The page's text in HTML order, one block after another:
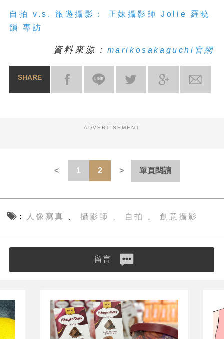
自拍 v.s. 旅遊攝影： 正妹攝影師 Jolie 羅曉
韻 專訪
資料來源： marikosakaguchi官網
SHARE
ADVERTISEMENT
1 2 單頁閱讀
人像寫真 攝影師 自拍 創意攝影
留言